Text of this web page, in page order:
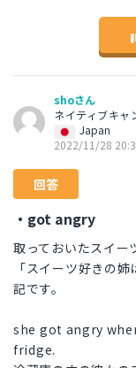
shoさん
ネイティブキャ
Japan
2022/11/28
回答
・got angry
取っておいたスイー
「スイーツ好きの
記です。
she got angry
fridge.